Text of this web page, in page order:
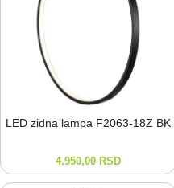
LED zidna lampa F2063-⁠18Z BK
4.950,00 RSD